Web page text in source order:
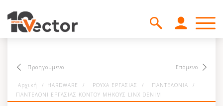
Προηγούμενο Επόμενο
Αρχική / HARDWARE / ΡΟΥΧΑ ΕΡΓΑΣΙΑΣ / ΠΑΝΤΕΛΟΝΙΑ
/
ΠΑΝΤΕΛΟΝΙ ΕΡΓΑΣΙΑΣ ΚΟΝΤΟΥ ΜΗΚΟΥΣ LINX DENIM